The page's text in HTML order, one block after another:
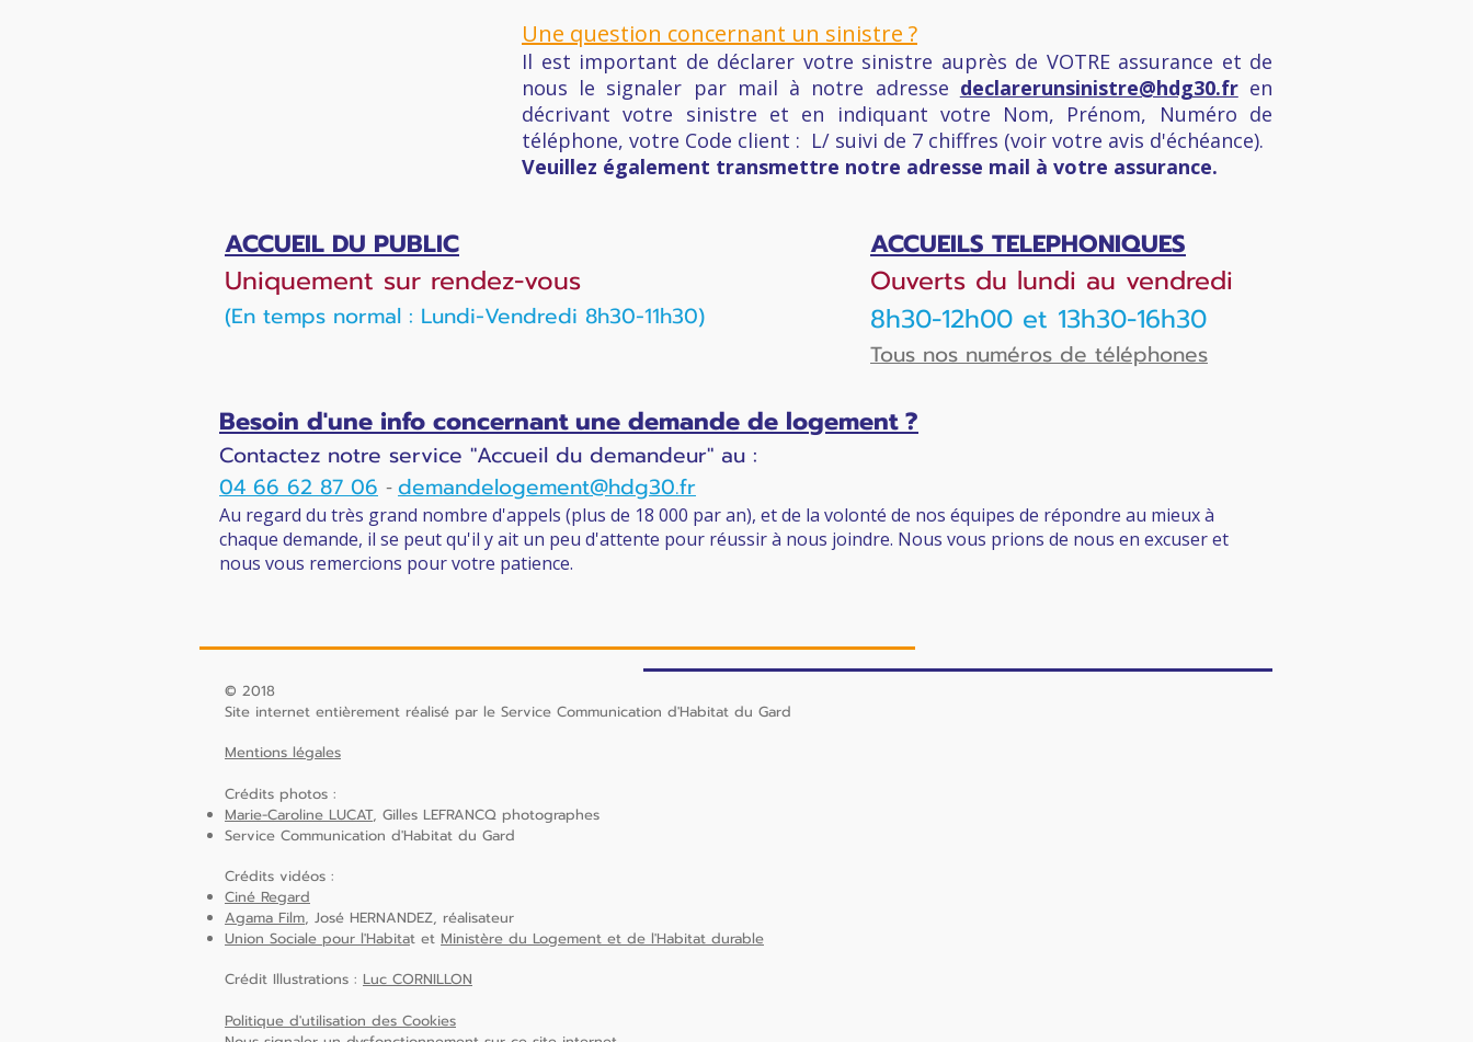
Une question concernant un sinistre ?
Il est important de déclarer votre sinistre auprès de VOTRE assurance et de
nous le signaler par mail à notre adresse declarerunsinistre@hdg30.fren
décrivant votre sinistre et en indiquant votre Nom, Prénom, Numéro de
téléphone, votre Code client : L/ suivi de 7 chiffres (voir votre avis d'échéance).
Veuillez également transmettre notre adresse mail à votre assurance.
ACCUEIL DU PUBLIC
Uniquement sur rendez-vous
(En temps normal : Lundi-Vendredi 8h30-11h30)
ACCUEILS TELEPHONIQUES
Ouverts du lundi au vendredi
8h30-12h00 et 13h30-16h30
Tous nos numéros de téléphones
Besoin d'une info concernant une demande de logement ?
Contactez notre service "Accueil du demandeur" au :
04 66 62 87 06 -demandelogement@hdg30.fr
Au regard du très grand nombre d'appels (plus de 18 000 par an), et de la volonté de nos équipes de répondre au mieux à
chaque demande, il se peut qu'il y ait un peu d'attente pour réussir à nous joindre. Nous vous prions de nous en excuser et
nous vous remercions pour votre patience.
© 2018
Site internet entièrement réalisé par le Service Communication d'Habitat du Gard
Mentions légales
Crédits photos :
Marie-Caroline LUCAT, Gilles LEFRANCQ photographes
Service Communication d'Habitat du Gard
Crédits vidéos :
Ciné Regard
Agama Film, José HERNANDEZ, réalisateur
Union Sociale pour l'Habitat et Ministère du Logement et de l'Habitat durable
Crédit Illustrations : Luc CORNILLON
Politique d'utilisation des Cookies